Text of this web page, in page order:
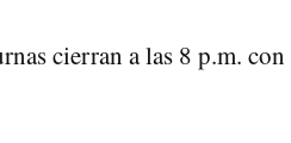
cierran a las 8 p.m. con